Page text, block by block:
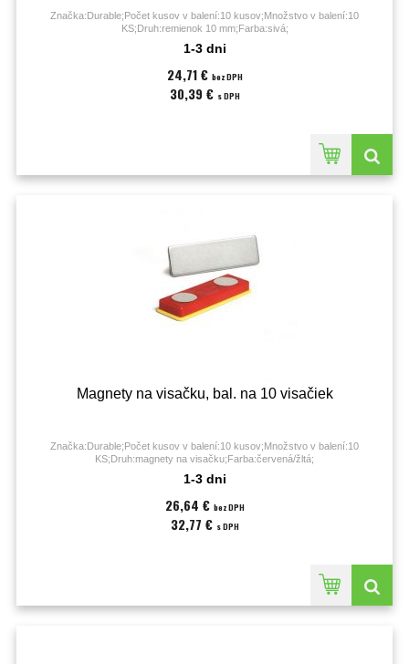
Značka:Durable;Počet kusov v balení:10 kusov;Množstvo v balení:10
KS;Druh:remienok 10 mm;Farba:sivá;
1-3 dni
24,71 € bez DPH
30,39 € s DPH
Magnety na visačku, bal. na 10 visačiek
Značka:Durable;Počet kusov v balení:10 kusov;Množstvo v balení:10
KS;Druh:magnety na visačku;Farba:červená/žltá;
1-3 dni
26,64 € bez DPH
32,77 € s DPH